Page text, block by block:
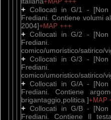
+Collocati in G/1 - [Non
Frediani. Contiene volumi
2004]+MAP +++
+Collocati in G/2 - [Non
Frediani.
comico/umoristico/satirico/
+Collocati in G/3 - [Non
Frediani.
comico/umoristico/satirico/
+Collocati in G/A - [Non
Frediani. Contiene
brigantaggio,politica ]+MAP
+Collocati in G/B - [Non
Frediani. Contiene Il